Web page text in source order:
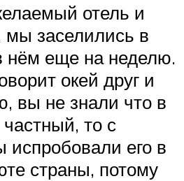
отель и
мы заселились в
нём еще на неделю.
окей друг и
вы не знали что в
то с
испробовали его в
страны, потому